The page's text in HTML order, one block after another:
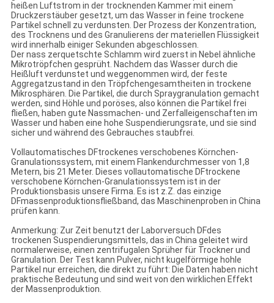
heißen Luftstrom in der trocknenden Kammer mit einem
Druckzerstäuber gesetzt, um das Wasser in feine trockene
Partikel schnell zu verdunsten. Der Prozess der Konzentration,
des Trocknens und des Granulierens der materiellen Flüssigkeit
wird innerhalb einiger Sekunden abgeschlossen.
Der nass zerquetschte Schlamm wird zuerst in Nebel ähnliche
Mikrotröpfchen gesprüht. Nachdem das Wasser durch die
Heißluft verdunstet und weggenommen wird, der feste
Aggregatzustand in den Tröpfchengesamtheiten in trockene
Mikrosphären. Die Partikel, die durch Spraygranulation gemacht
werden, sind Höhle und poröses, also können die Partikel frei
fließen, haben gute Nassmachen- und Zerfalleigenschaften im
Wasser und haben eine hohe Suspendierungsrate, und sie sind
sicher und während des Gebrauches staubfrei.
Vollautomatisches DFtrockenes verschobenes Körnchen-
Granulationssystem, mit einem Flankendurchmesser von 1,8
Metern, bis 21 Meter. Dieses vollautomatische DFtrockene
verschobene Körnchen-Granulationssystem ist in der
Produktionsbasis unsere Firma. Es ist z.Z. das einzige
DFmassenproduktionsfließband, das Maschinenproben in China
prüfen kann.
Anmerkung: Zur Zeit benutzt der Laborversuch DFdes
trockenen Suspendierungsmittels, das in China geleitet wird
normalerweise, einen zentrifugalen Sprüher für Trockner und
Granulation. Der Test kann Pulver, nicht kugelförmige hohle
Partikel nur erreichen, die direkt zu führt: Die Daten haben nicht
praktische Bedeutung und sind weit von den wirklichen Effekt
der Massenproduktion.